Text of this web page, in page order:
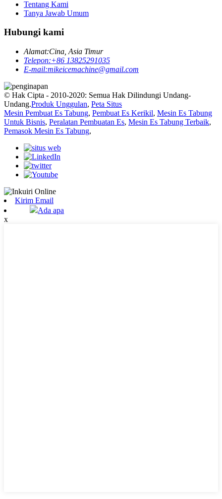
Tentang Kami
Tanya Jawab Umum
Hubungi kami
Alamat:Cina, Asia Timur
Telepon:+86 13825291035
E-mail:mikeicemachine@gmail.com
© Hak Cipta - 2010-2020: Semua Hak Dilindungi Undang-
Undang.Produk Unggulan, Peta Situs
Mesin Pembuat Es Tabung, Pembuat Es Kerikil, Mesin Es Tabung
Untuk Bisnis, Peralatan Pembuatan Es, Mesin Es Tabung Terbaik,
Pemasok Mesin Es Tabung,
Kirim Email
Ada apa
x